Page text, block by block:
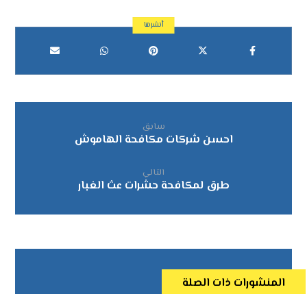
سابق
احسن شركات مكافحة الهاموش
التالي
طرق لمكافحة حشرات عث الغبار
المنشورات ذات الصلة